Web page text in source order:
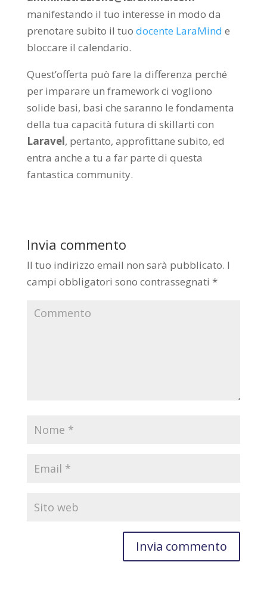
manifestando il tuo interesse in modo da
prenotare subito il tuo docente LaraMind e
bloccare il calendario.
Quest’offerta può fare la differenza perché
per imparare un framework ci vogliono
solide basi, basi che saranno le fondamenta
della tua capacità futura di skillarti con
Laravel, pertanto, approfittane subito, ed
entra anche a tu a far parte di questa
fantastica community.
Invia commento
Il tuo indirizzo email non sarà pubblicato. I
campi obbligatori sono contrassegnati *